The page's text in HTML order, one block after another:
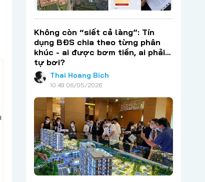
Không còn “siết cả làng”: Tín
dụng BĐS chia theo từng phân
khúc - ai được bơm tiền, ai phải…
tự bơi?
Thai Hoang Bich
10:49 06/05/2026